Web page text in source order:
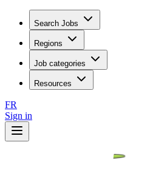
Search Jobs
Regions
Job categories
Resources
FR
Sign in